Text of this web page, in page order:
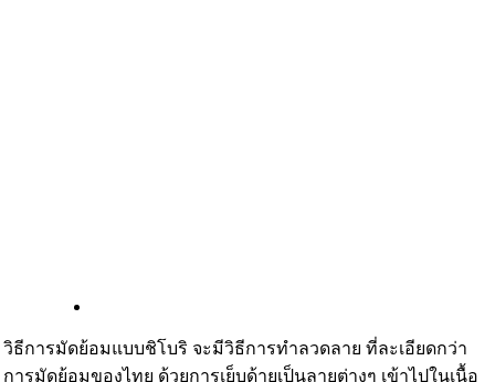
วิธีการมัดย้อมแบบชิโบริ จะมีวิธีการทำลวดลาย ที่ละเอียดกว่า
การมัดย้อมของไทย ด้วยการเย็บด้ายเป็นลายต่างๆ เข้าไปในเนื้อ